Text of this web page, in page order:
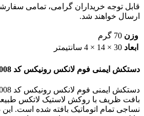
ارسال خواهند شد.
وزن 70 گرم
ابعاد 30 × 14 × 4 سانتیمتر
دستکش ایمنی فوم لانکس رونیکس کد RH-9008
بافت ظریف با روکش لاستیک لاتکس
نساجی تمام اتوماتیک بافته شده است.